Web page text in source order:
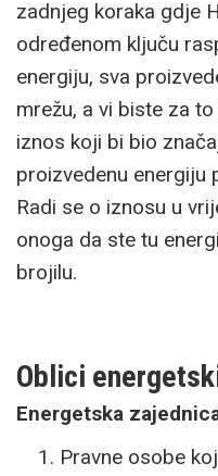
zadnjeg koraka gdje
određenom ključu
energiju, sva
mrežu, a vi biste za
iznos koji bi bio
proizvedenu energiju
Radi se o iznosu u
onoga da ste tu
brojilu.
Oblici
Energetska
Pravne osobe